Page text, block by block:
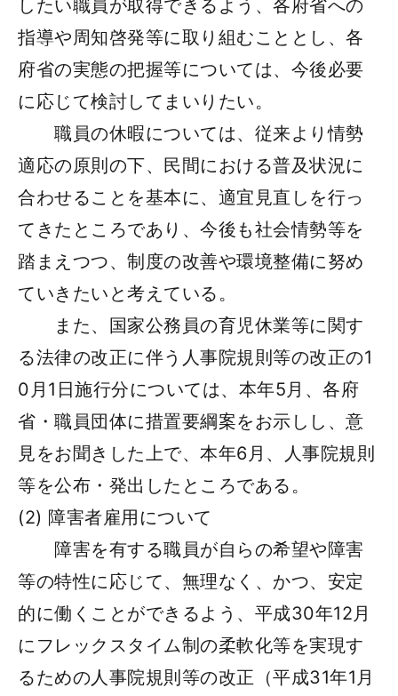
したい職員が取得できるよう、各府省への
指導や周知啓発等に取り組むこととし、各
府省の実態の把握等については、今後必要
に応じて検討してまいりたい。
職員の休暇については、従来より情勢
適応の原則の下、民間における普及状況に
合わせることを基本に、適宜見直しを行っ
てきたところであり、今後も社会情勢等を
踏まえつつ、制度の改善や環境整備に努め
ていきたいと考えている。
また、国家公務員の育児休業等に関す
る法律の改正に伴う人事院規則等の改正の1
0月1日施行分については、本年5月、各府
省・職員団体に措置要綱案をお示しし、意
見をお聞きした上で、本年6月、人事院規則
等を公布・発出したところである。
(2) 障害者雇用について
障害を有する職員が自らの希望や障害
等の特性に応じて、無理なく、かつ、安定
的に働くことができるよう、平成30年12月
にフレックスタイム制の柔軟化等を実現す
るための人事院規則等の改正（平成31年1月